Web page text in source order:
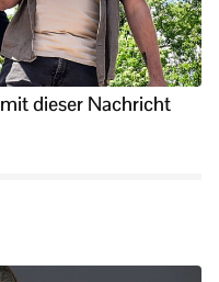
dieser Nachricht